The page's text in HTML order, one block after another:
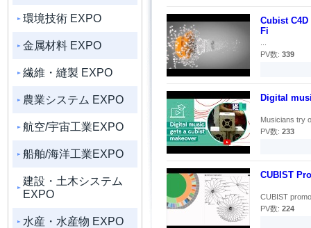
環境技術 EXPO
金属材料 EXPO
繊維・縫製 EXPO
農業システム EXPO
航空/宇宙工業EXPO
船舶/海洋工業EXPO
建設・土木システム
EXPO
水産・水産物 EXPO
Cubist
Fi
PV数: 339
Digital
Musicians try
PV数: 233
CUBIST
CUBIST
PV数: 224